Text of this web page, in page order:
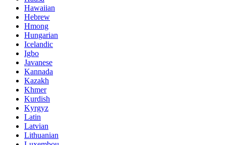
Hawaiian
Hebrew
Hmong
Hungarian
Icelandic
Igbo
Javanese
Kannada
Kazakh
Khmer
Kurdish
Kyrgyz
Latin
Latvian
Lithuanian